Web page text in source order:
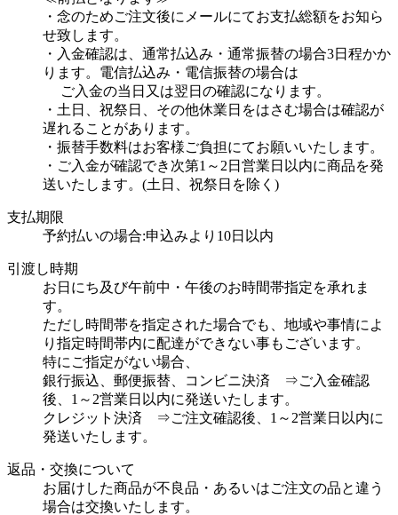
・念のためご注文後にメールにてお支払総額をお知ら
せ致します。
・入金確認は、通常払込み・通常振替の場合3日程かか
ります。電信払込み・電信振替の場合は
ご入金の当日又は翌日の確認になります。
・土日、祝祭日、その他休業日をはさむ場合は確認が
遅れることがあります。
・振替手数料はお客様ご負担にてお願いいたします。
・ご入金が確認でき次第1～2日営業日以内に商品を発
送いたします。(土日、祝祭日を除く)
支払期限
予約払いの場合:申込みより10日以内
引渡し時期
お日にち及び午前中・午後のお時間帯指定を承れま
す。
ただし時間帯を指定された場合でも、地域や事情によ
り指定時間帯内に配達ができない事もございます。
特にご指定がない場合、
銀行振込、郵便振替、コンビニ決済 ⇒ご入金確認
後、1～2営業日以内に発送いたします。
クレジット決済 ⇒ご注文確認後、1～2営業日以内に
発送いたします。
返品・交換について
お届けした商品が不良品・あるいはご注文の品と違う
場合は交換いたします。